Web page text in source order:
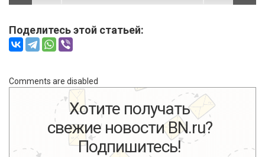
Поделитесь этой статьей:
Comments are disabled
Хотите получать
свежие новости BN.ru?
Подпишитесь!